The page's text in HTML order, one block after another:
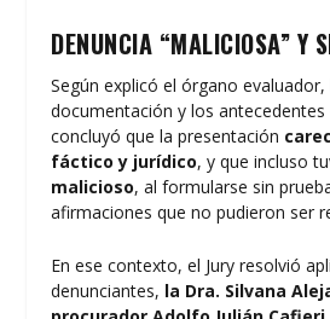
DENUNCIA “MALICIOSA” Y
Según explicó el órgano
documentación y los antecedentes
concluyó que la presentación
fáctico y jurídico, y que incluso
malicioso, al formularse sin
afirmaciones que no pudieron ser
En ese contexto, el Jury resolvió
denunciantes, la Dra. Silvana